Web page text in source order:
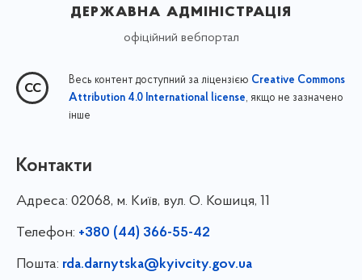
державна адміністрація
офіційний вебпортал
Весь контент доступний за ліцензією Creative Commons
Attribution 4.0 International license, якщо не зазначено
інше
Контакти
Адреса: 02068, м. Київ, вул. О. Кошиця, 11
Телефон: +380 (44) 366-55-42
Пошта: rda.darnytska@kyivcity.gov.ua